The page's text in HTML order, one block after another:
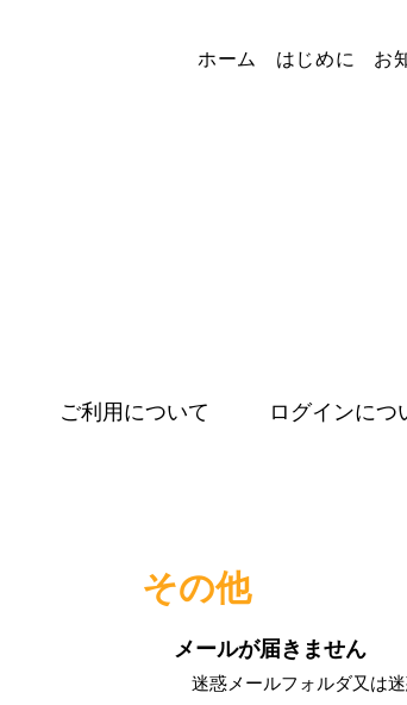
ホーム はじめに お
ご利用について ログインにつ
その他
メールが届きません
迷惑メールフォルダ又は